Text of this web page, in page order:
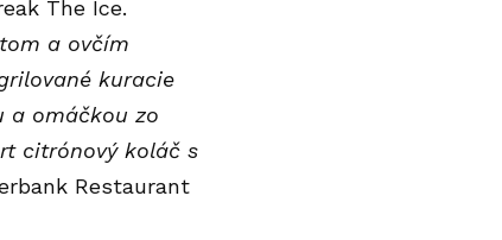
The Ice.
a ovčím
kuracie
a omáčkou zo
citrónový koláč s
Restaurant